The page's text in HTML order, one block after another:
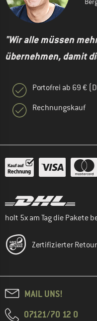
"Wir alle müssen
übernehmen, damit
Portofrei ab 69 €
Rechnungskauf
holt 5x am Tag die Pakete
Zertifizierter
MAIL UNS!
07121/70 12 0